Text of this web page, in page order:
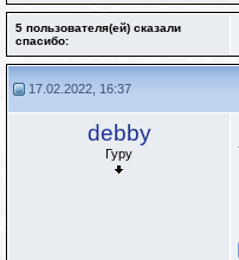
5 пользователя(ей) сказали
cпасибо:
17.02.2022, 16:37
debby
Гуру